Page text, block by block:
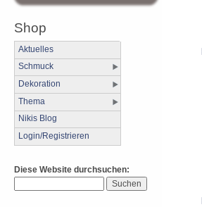
Shop
Aktuelles
Schmuck
Dekoration
Thema
Nikis Blog
Login/Registrieren
Diese Website durchsuchen: